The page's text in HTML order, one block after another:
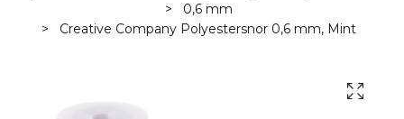
0,6 mm
Creative Company Polyestersnor 0,6 mm, Mint